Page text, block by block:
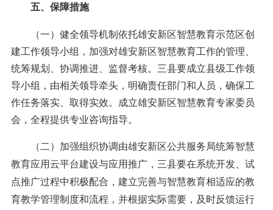
五、保障措施
（一）健全领导机制依托雄安新区智慧教育示范区创
建工作领导小组，加强对雄安新区智慧教育工作的管理、
统筹规划、协调推进、监督考核。三县要成立县级工作领
导小组，由相关领导牵头，明确责任部门和人员，确保工
作任务落实、取得实效。成立雄安新区智慧教育专家委员
会，全程提供专业咨询指导。
（二）加强组织协调由雄安新区公共服务局统筹智慧
教育应用云平台建设与应用推广，三县要在系统开发、试
点推广过程中积极配合，建立完善与智慧教育相适应的教
育教学管理制度和流程，并根据实际需要，及时反馈运行